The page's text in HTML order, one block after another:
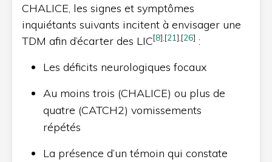
CHALICE, les signes et symptômes
inquiétants suivants incitent à envisager une
TDM afin d’écarter des LIC[8] [21] [26] :
Les déficits neurologiques focaux
Au moins trois (CHALICE) ou plus de
quatre (CATCH2) vomissements
répétés
La présence d’un témoin qui constate